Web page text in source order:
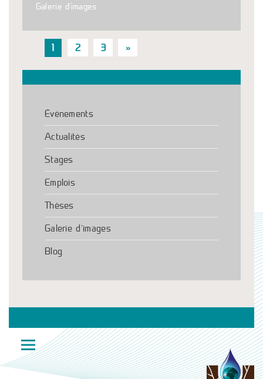
Galerie d'images
1 2 3 »
Événements
Actualités
Stages
Emplois
Thèses
Galerie d’images
Blog